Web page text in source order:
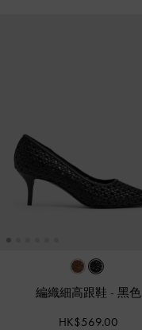
編織細高跟鞋 - 黑色
HK$569.00